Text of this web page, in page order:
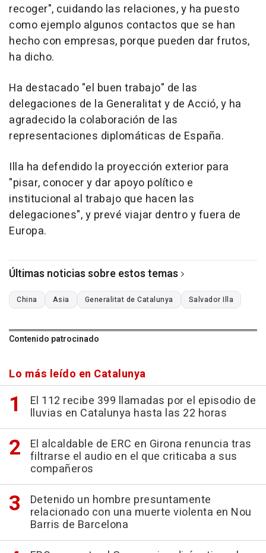
recoger", cuidando las relaciones, y ha puesto
como ejemplo algunos contactos que se han
hecho con empresas, porque pueden dar frutos,
ha dicho.
Ha destacado "el buen trabajo" de las
delegaciones de la Generalitat y de Acció, y ha
agradecido la colaboración de las
representaciones diplomáticas de España.
Illa ha defendido la proyección exterior para
"pisar, conocer y dar apoyo político e
institucional al trabajo que hacen las
delegaciones", y prevé viajar dentro y fuera de
Europa.
Últimas noticias sobre estos temas
China Asia Generalitat de Catalunya Salvador Illa
Contenido patrocinado
Lo más leído en Catalunya
El 112 recibe 399 llamadas por el episodio de
lluvias en Catalunya hasta las 22 horas
El alcaldable de ERC en Girona renuncia tras
filtrarse el audio en el que criticaba a sus
compañeros
Detenido un hombre presuntamente
relacionado con una muerte violenta en Nou
Barris de Barcelona